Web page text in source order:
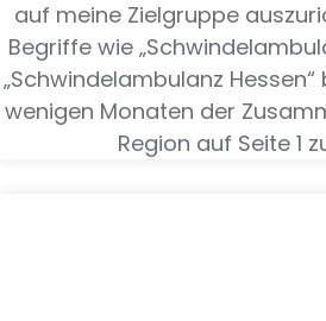
auf meine Zielgruppe
Begriffe wie
„Schwindelambulanz
wenigen Monaten der
Region auf Seite 1